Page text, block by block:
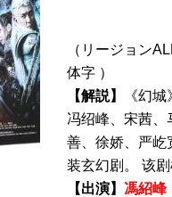
（リージョン
体字 ）
【解説】
《幻
冯绍峰、宋茜、
善、徐娇、严屹
装玄幻剧。 该
【出演】 馮紹峰